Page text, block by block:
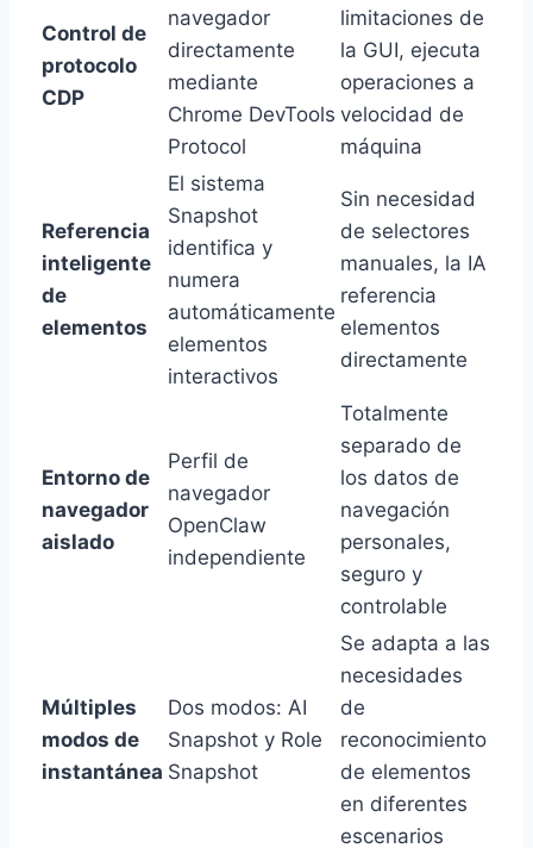
Control de
protocolo
CDP
navegador
directamente
mediante
Chrome DevTools
Protocol
limitaciones de
la GUI, ejecuta
operaciones a
velocidad de
máquina
Referencia
inteligente
de
elementos
El sistema
Snapshot
identifica y
numera
automáticamente
elementos
interactivos
Sin necesidad
de selectores
manuales, la IA
referencia
elementos
directamente
Entorno de
navegador
aislado
Perfil de
navegador
OpenClaw
independiente
Totalmente
separado de
los datos de
navegación
personales,
seguro y
controlable
Múltiples
modos de
instantánea
Dos modos: AI
Snapshot y Role
Snapshot
Se adapta a las
necesidades
de
reconocimiento
de elementos
en diferentes
escenarios